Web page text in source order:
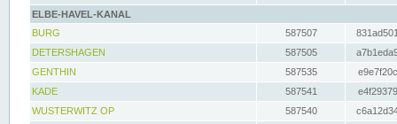
ELBE-HAVEL-KANAL
BURG
587507
DETERSHAGEN
587505
GENTHIN
587535
KADE
587541
WUSTERWITZ OP
587540